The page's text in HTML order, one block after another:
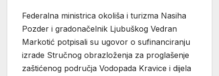
Federalna ministrica okoliša i turizma Nasiha
Pozder i gradonačelnik Ljubuškog Vedran
Markotić potpisali su ugovor o sufinanciranju
izrade Stručnog obrazloženja za proglašenje
zaštićenog područja Vodopada Kravice i dijela